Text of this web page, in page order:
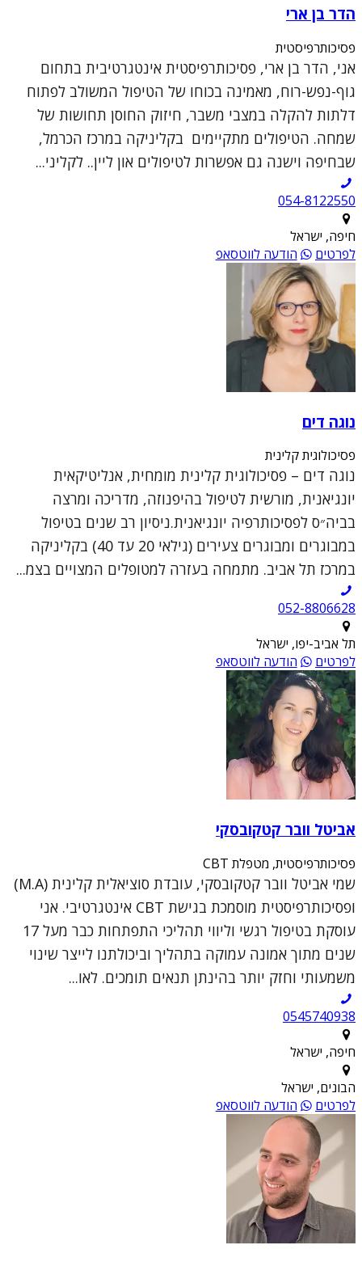
הדר בן ארי
פסיכותרפיסטית
אני, הדר בן ארי, פסיכותרפיסטית אינטגרטיבית בתחום
גוף-נפש-רוח, מאמינה בכוחו של הטיפול המשולב לפתוח
דלתות להקלה במצבי משבר, חיזוק החוסן תחושות של
שמחה. הטיפולים מתקיימים בקליניקה במרכז הכרמל,
שבחיפה וישנה גם אפשרות לטיפולים און ליין.. לקליני...
054-8122550
חיפה, ישראל
לפרטים
הודעה לווטסאפ
נוגה דים
פסיכולוגית קלינית
נוגה דים – פסיכולוגית קלינית מומחית, אנליטיקאית
יונגיאנית, מורשית לטיפול בהיפנוזה, מדריכה ומרצה
בביה״ס לפסיכותרפיה יונגיאנית.ניסיון רב שנים בטיפול
במבוגרים ומבוגרים צעירים (גילאי 20 עד 40) בקליניקה
במרכז תל אביב. מתמחה בעזרה למטופלים המצויים בצמ...
052-8806628
תל אביב-יפו, ישראל
לפרטים
הודעה לווטסאפ
אביטל וובר קטקובסקי
פסיכותרפיסטית, מטפלת CBT
שמי אביטל וובר קטקובסקי, עובדת סוציאלית קלינית (M.A)
ופסיכותרפיסטית מוסמכת בגישת CBT אינטגרטיבי. אני
עוסקת בטיפול רגשי וליווי תהליכי התפתחות כבר מעל 17
שנים מתוך אמונה עמוקה בתהליך וביכולתנו לייצר שינוי
משמעותי וחזק יותר בהינתן תנאים תומכים. לאו...
0545740938
חיפה, ישראל
הבונים, ישראל
לפרטים
הודעה לווטסאפ